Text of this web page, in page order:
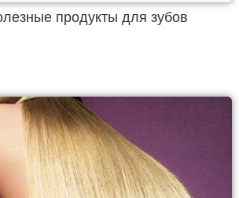
продукты для зубов